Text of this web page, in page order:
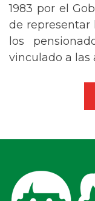
1983 por el
de representar
los
vinculado a las